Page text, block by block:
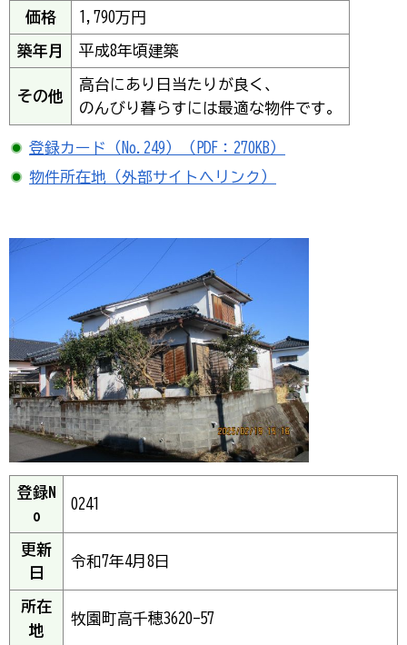
価格 1,790万円
築年月 平成8年頃建築
その他
高台にあり日当たりが良く、
のんびり暮らすには最適な物件です。
登録カード（ No. 249）（PDF：270KB）
物件所在地 （外部サイトへリンク）
登録N
o
0241
更新
日
令和7年4月8日
所在
地
牧園町高千穂3620-57